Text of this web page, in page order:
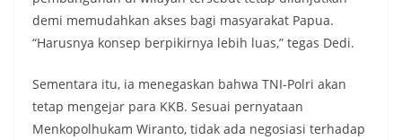
demi memudahkan akses bagi masyarakat Papua.
“Harusnya konsep berpikirnya lebih luas,” tegas Dedi.
Sementara itu, ia menegaskan bahwa TNI-Polri akan
tetap mengejar para KKB. Sesuai pernyataan
Menkopolhukam Wiranto, tidak ada negosiasi terhadap